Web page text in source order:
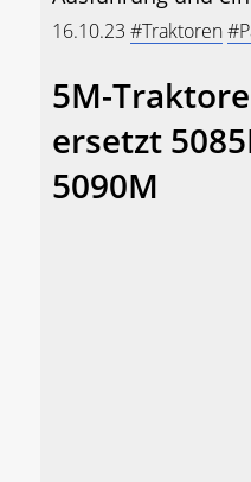
16.10.23 #Traktoren
5M-
ersetzt
5090M